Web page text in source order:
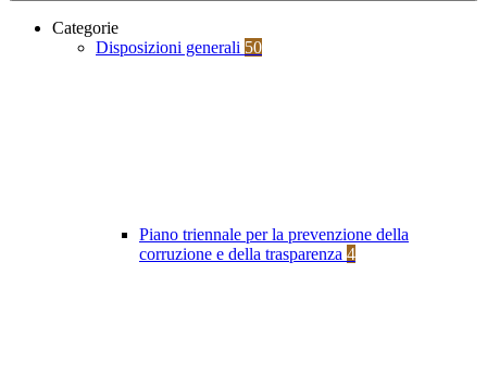
Categorie
Disposizioni generali 50
Piano triennale per la prevenzione della
corruzione e della trasparenza 4